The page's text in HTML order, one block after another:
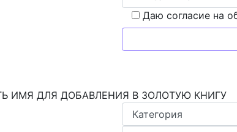
Даю согласие на
ИМЯ ДЛЯ ДОБАВЛЕНИЯ В ЗОЛОТУЮ КНИГУ